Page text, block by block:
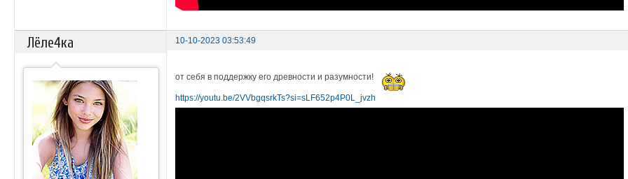
Лёле4ка 10-10-2023 03:53:49
от себя в поддержку его древности и разумности!
https://youtu.be/2VVbgqsrkTs?si=sLF652p4P0L_jvzh